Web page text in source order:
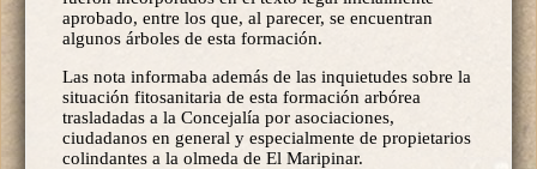
aprobado, entre los que, al parecer, se encuentran
algunos árboles de esta formación.
Las nota informaba además de las inquietudes sobre la
situación fitosanitaria de esta formación arbórea
trasladadas a la Concejalía por asociaciones,
ciudadanos en general y especialmente de propietarios
colindantes a la olmeda de El Maripinar.